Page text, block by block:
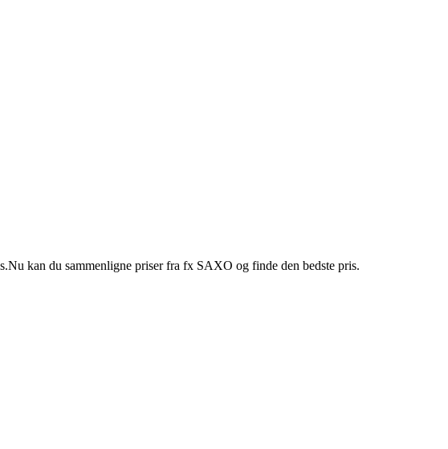
kan du sammenligne priser fra fx SAXO og finde den bedste pris.